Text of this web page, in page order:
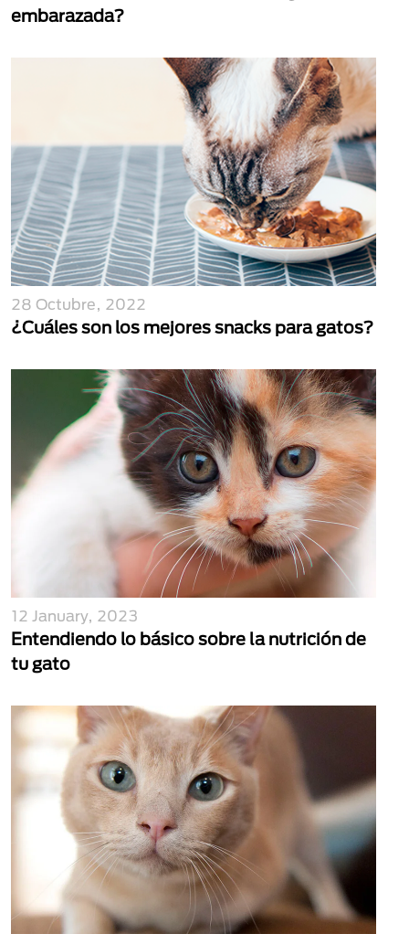
embarazada?
28 Octubre, 2022
¿Cuáles son los mejores snacks para gatos?
12 January, 2023
Entendiendo lo básico sobre la nutrición de
tu gato